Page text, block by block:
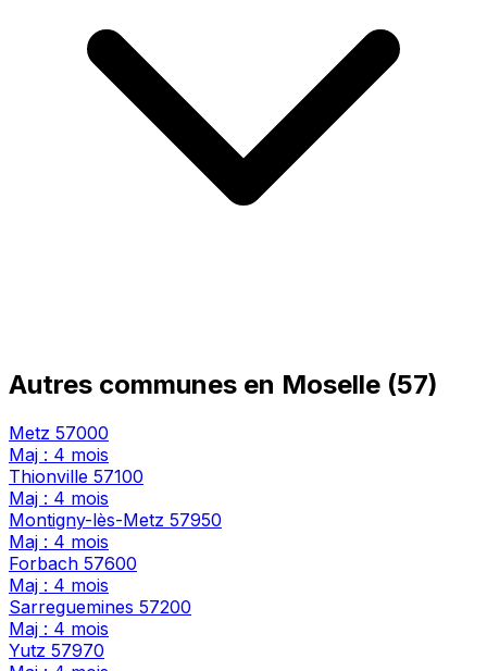
Autres communes en Moselle (57)
Metz 57000
Maj : 4 mois
Thionville 57100
Maj : 4 mois
Montigny-lès-Metz 57950
Maj : 4 mois
Forbach 57600
Maj : 4 mois
Sarreguemines 57200
Maj : 4 mois
Yutz 57970